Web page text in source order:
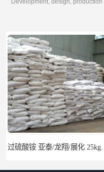
过硫酸铵 亚泰/龙翔/展化 25kg/袋 7727-54-0